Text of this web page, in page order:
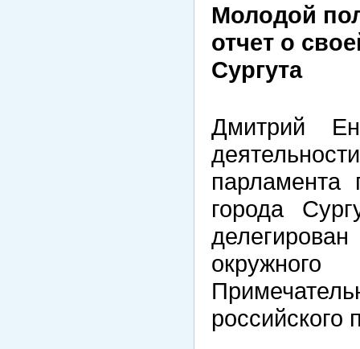
Молодой
отчет о
Сургута
Дмитрий
города
российского